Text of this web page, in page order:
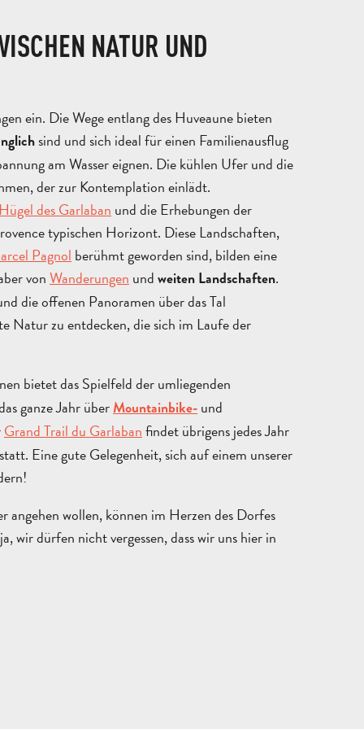
KONTAKT
NATUR UND
ein. Die Wege entlang des Huveaune bieten
sind und sich ideal für einen Familienausflug
am Wasser eignen. Die kühlen Ufer und die
der zur Kontemplation einlädt.
Hügel des Garlaban und die Erhebungen der
typischen Horizont. Diese Landschaften,
Pagnol berühmt geworden sind, bilden eine
vonWanderungen und weiten Landschaften.
die offenen Panoramen über das Tal
Natur zu entdecken, die sich im Laufe der
bietet das Spielfeld der umliegenden
ganze Jahr überMountainbike- und
Grand Trail du Garlabanfindet übrigens jedes Jahr
Eine gute Gelegenheit, sich auf einem unserer
angehen wollen, können im Herzen des Dorfes
wir dürfen nicht vergessen, dass wir uns hier in